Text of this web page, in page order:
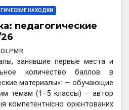
НАХОДКИ
педагогические
занявшие первые места и
количество баллов в
материалы»: — обучающие
темам (1–5 классы) — автор
компетентнісно орієнтованих